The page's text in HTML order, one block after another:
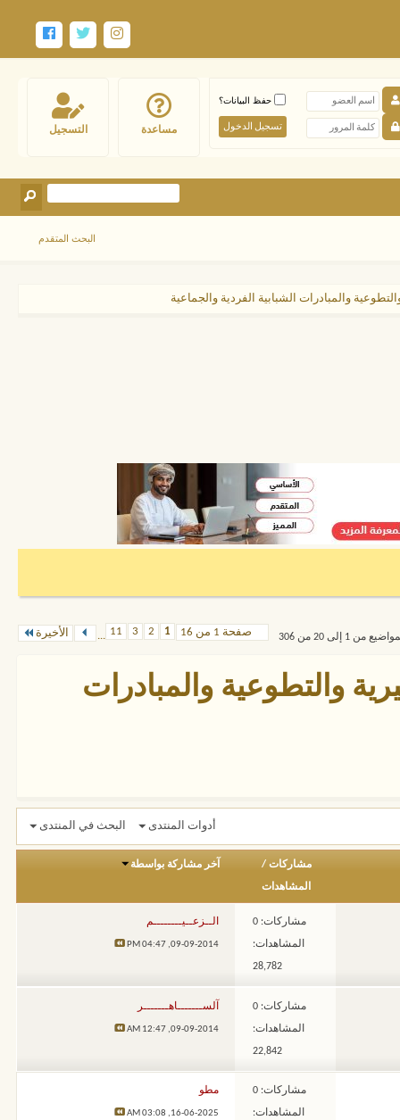
التسجيل مساعدة
حفظ البيانات؟
البحث المتقدم
والمبادرات الشبابية الفردية والجماعية
صفحة 1 من 16 1
2
3
11
... الأخيرة 1 إلى 20 من 306
والتطوعية والمبادرات
أدوات المنتدى البحث في المنتدى
مشاركات /
المشاهدات
آخر مشاركة بواسطة
مشاركات: 0
المشاهدات:
28,782
الــزعــيــــــــم
09-09-2014,
04:47 PM
مشاركات: 0
المشاهدات:
22,842
آلســـــــاهـــــــر
09-09-2014,
12:47 AM
مشاركات: 0
المشاهدات:
مطو
16-06-2025,
03:08 AM